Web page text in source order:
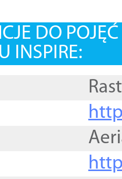
DO
INSPIRE: